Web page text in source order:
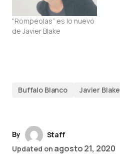
“Rompeolas” es lo nuevo
de Javier Blake
Buffalo Blanco Javier Blake
By
Staff
Updated on agosto 21, 2020